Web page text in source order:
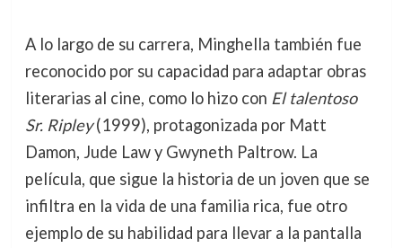
A lo largo de su carrera, Minghella también fue
reconocido por su capacidad para adaptar obras
literarias al cine, como lo hizo con El talentoso
Sr. Ripley(1999), protagonizada por Matt
Damon, Jude Law y Gwyneth Paltrow. La
película, que sigue la historia de un joven que se
infiltra en la vida de una familia rica, fue otro
ejemplo de su habilidad para llevar a la pantalla